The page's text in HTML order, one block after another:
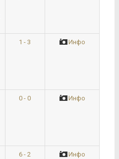
1 - 3 Инфо
0 - 0 Инфо
6 - 2 Инфо